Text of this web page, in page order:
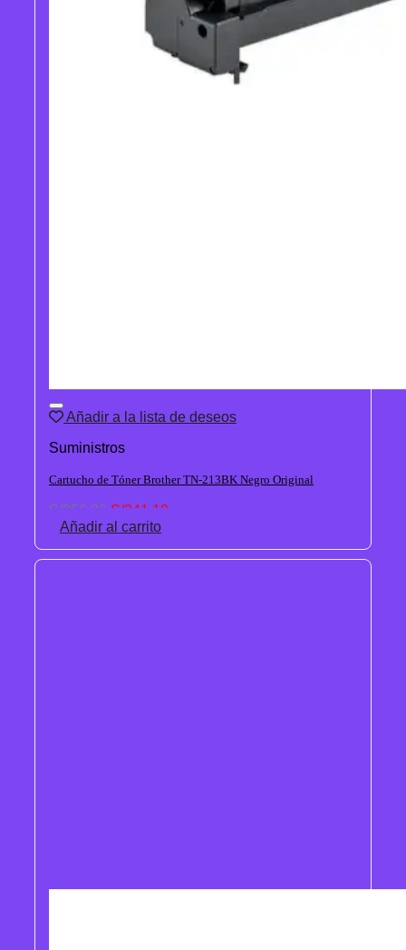
Añadir a la lista de deseos
Suministros
Cartucho de Tóner Brother TN-213BK Negro Original
S/356.26 El
precio
era:
S/341.10
es:
Añadir al carrito